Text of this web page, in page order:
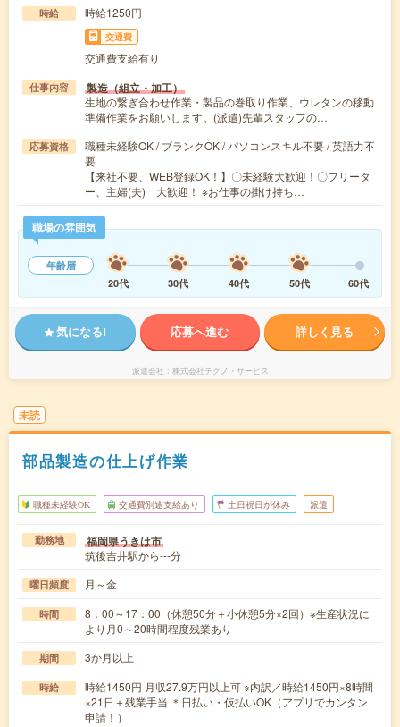
時給 時給1250円
交通費
交通費支給有り
仕事内容 製造（組立・加工）
生地の繋ぎ合わせ作業・製品の巻取り作業、ウレタンの移動
準備作業をお願いします。(派遣)先輩スタッフの…
応募資格
職種未経験OK / ブランクOK / パソコンスキル不要 / 英語力不
要
【来社不要、WEB登録OK！】〇未経験大歓迎！〇フリータ
ー、主婦(夫) 大歓迎！ ※お仕事の掛け持ち…
職場の雰囲気
年齢層
20代
30代 40代 50代 60代
気になる! 応募へ進む 詳しく見る
派遣会社 株式会社テクノ・サービス
未読
部品製造の仕上げ作業
職種未経験OK 交通費別途支給あり 土日祝日が休み 派遣
勤務地 福岡県うきは市
筑後吉井駅から---分
曜日頻度 月～金
時間
8：00～17：00（休憩50分＋小休憩5分×2回）※生産状況に
より月0～20時間程度残業あり
期間 3か月以上
時給
時給1450円 月収27.9万円以上可 ※内訳／時給1450円×8時間
×21日＋残業手当 ＊日払い・仮払いOK（アプリでカンタン
申請！）